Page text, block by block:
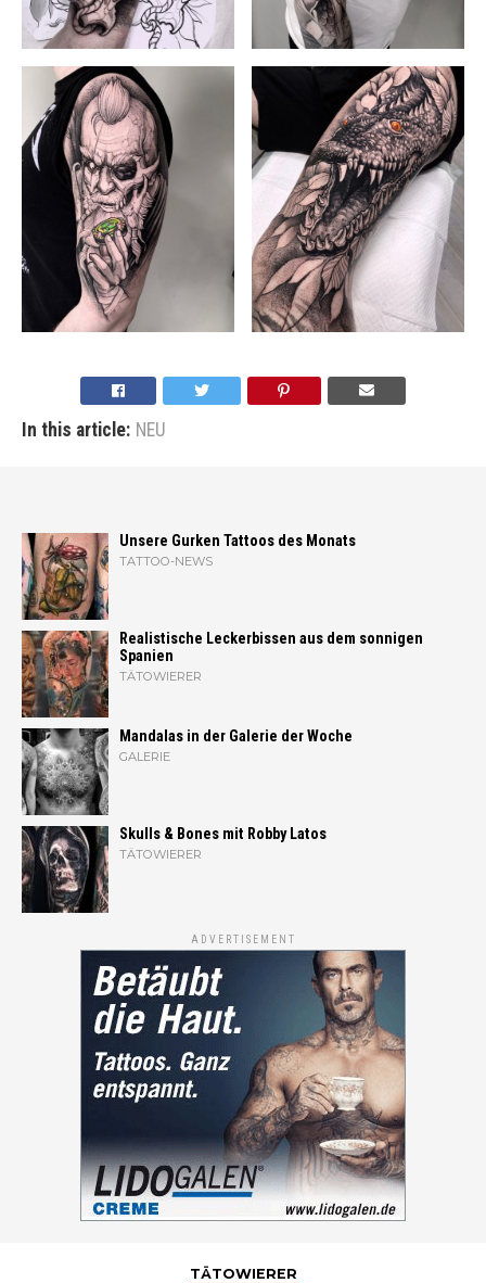
In this article: NEU
Unsere Gurken Tattoos des Monats
TATTOO-NEWS
Realistische Leckerbissen aus dem sonnigen
Spanien
TÄTOWIERER
Mandalas in der Galerie der Woche
GALERIE
Skulls & Bones mit Robby Latos
TÄTOWIERER
ADVERTISEMENT
TÄTOWIERER